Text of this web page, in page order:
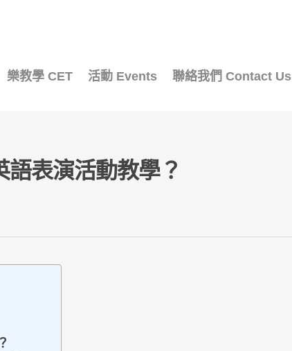
樂教學 CET 活動 Events 聯絡我們 Contact Us
語表演活動教學？